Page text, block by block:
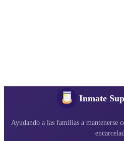
Inmate
Ayudando a las familias a mantenerse